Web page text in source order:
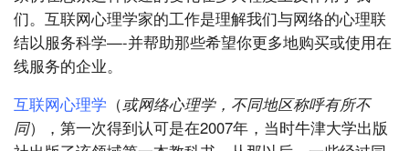
们。互联网心理学家的工作是理解我们与网络的心理联
结以服务科学—-并帮助那些希望你更多地购买或使用在
线服务的企业。
互联网心理学 （或网络心理学，不同地区称呼有所不
同），第一次得到认可是在2007年，当时牛津大学出版